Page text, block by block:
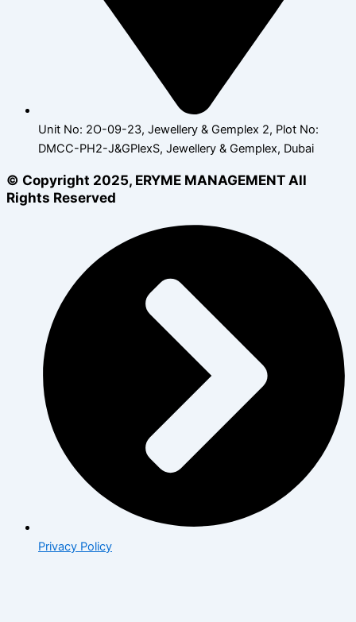
Unit No: 2O-09-23, Jewellery & Gemplex 2, Plot No:
DMCC-PH2-J&GPlexS, Jewellery & Gemplex, Dubai
© Copyright 2025, ERYME MANAGEMENT All
Rights Reserved
Privacy Policy